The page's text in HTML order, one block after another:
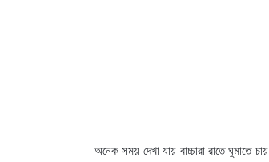
অনেক সময় দেখা যায় বাচ্চারা রাতে ঘুমাতে